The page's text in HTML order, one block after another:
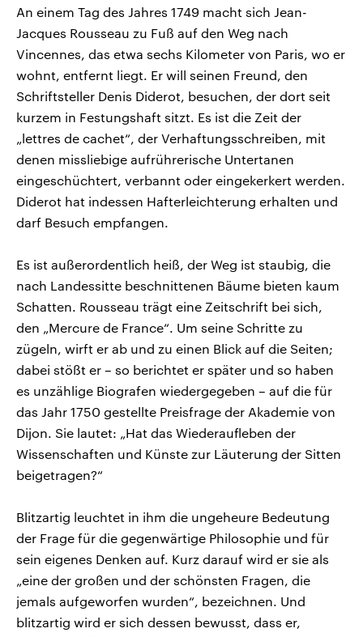
An einem Tag des Jahres 1749 macht sich Jean-
Jacques Rousseau zu Fuß auf den Weg nach
Vincennes, das etwa sechs Kilometer von Paris, wo er
wohnt, entfernt liegt. Er will seinen Freund, den
Schriftsteller Denis Diderot, besuchen, der dort seit
kurzem in Festungshaft sitzt. Es ist die Zeit der
„lettres de cachet“, der Verhaftungsschreiben, mit
denen missliebige aufrührerische Untertanen
eingeschüchtert, verbannt oder eingekerkert werden.
Diderot hat indessen Hafterleichterung erhalten und
darf Besuch empfangen.
Es ist außerordentlich heiß, der Weg ist staubig, die
nach Landessitte beschnittenen Bäume bieten kaum
Schatten. Rousseau trägt eine Zeitschrift bei sich,
den „Mercure de France“. Um seine Schritte zu
zügeln, wirft er ab und zu einen Blick auf die Seiten;
dabei stößt er – so berichtet er später und so haben
es unzählige Biografen wiedergegeben – auf die für
das Jahr 1750 gestellte Preisfrage der Akademie von
Dijon. Sie lautet: „Hat das Wiederaufleben der
Wissenschaften und Künste zur Läuterung der Sitten
beigetragen?“
Blitzartig leuchtet in ihm die ungeheure Bedeutung
der Frage für die gegenwärtige Philosophie und für
sein eigenes Denken auf. Kurz darauf wird er sie als
„eine der großen und der schönsten Fragen, die
jemals aufgeworfen wurden“, bezeichnen. Und
blitzartig wird er sich dessen bewusst, dass er,